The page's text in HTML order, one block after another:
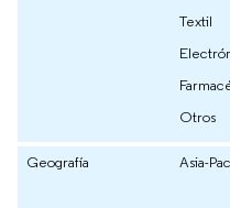
Textil
Otros
Geografía Asia-